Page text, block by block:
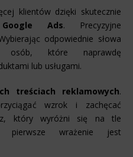
klientów dzięki skutecznie
Ads. Precyzyjne
odpowiednie słowa
osób, które naprawdę
lub usługami.
treściach reklamowych.
wzrok i zachęcać
który wyróżni się na tle
pierwsze wrażenie jest